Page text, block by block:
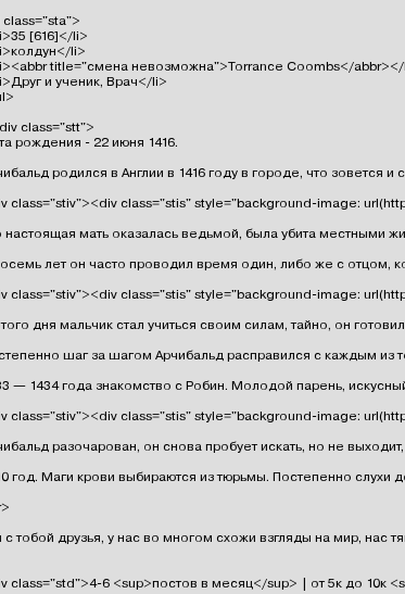
class="sta">
[616]</li>
li>
title="смена невозможна">Torrance Coombs</abbr></
и ученик, Врач</li>
class="stt">
рождения - 22 июня 1416.
родился в Англии в 1416 году в городе, что
class="stiv"><div class="stis" style="background-image:
настоящая мать оказалась ведьмой, была убита местными
лет он часто проводил время один, либо же с отцом,
class="stiv"><div class="stis" style="background-image:
дня мальчик стал учиться своим силам, тайно, он
шаг за шагом Арчибальд расправился с каждым из
— 1434 года знакомство с Робин. Молодой парень,
class="stiv"><div class="stis" style="background-image:
разочарован, он снова пробует искать, но не
год. Маги крови выбираются из тюрьмы. Постепенно слухи
тобой друзья, у нас во многом схожи взгляды на мир, нас
class="std">4-6 <sup>постов в месяц</sup> | от 5к до 10к